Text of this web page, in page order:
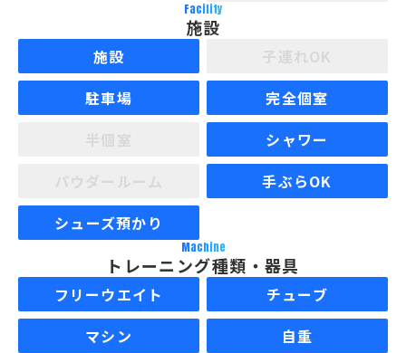
Facility
施設
施設
駐車場
完全個室
シャワー
手ぶらOK
シューズ預かり
Machine
トレーニング種類・器具
フリーウエイト
チューブ
マシン
自重